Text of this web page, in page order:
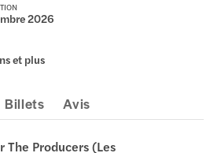
2026
et plus
Billets Avis
The Producers (Les